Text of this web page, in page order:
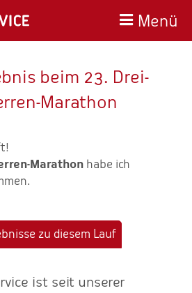
Menü
beim 23. Drei-
Marathon
Marathon habe ich
zu diesem Lauf
ist seit unserer